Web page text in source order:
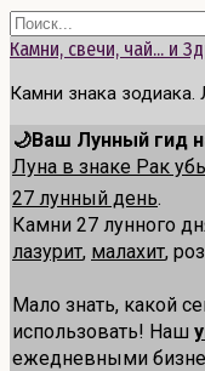
Перейти
к
Search
for:
Камни, свечи, чай... и
Камни знака зодиака.
🌙Ваш Лунный гид
Луна в знаке Рак
27 лунный день.
Камни 27 лунного
лазурит, малахит,
Мало знать, какой
использовать! Наш
ежедневными